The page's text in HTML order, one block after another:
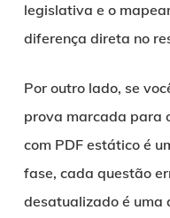
legislativa e o
diferença direta no
Por outro lado, se
prova marcada para
com PDF estático é
fase, cada questão
desatualizado é uma